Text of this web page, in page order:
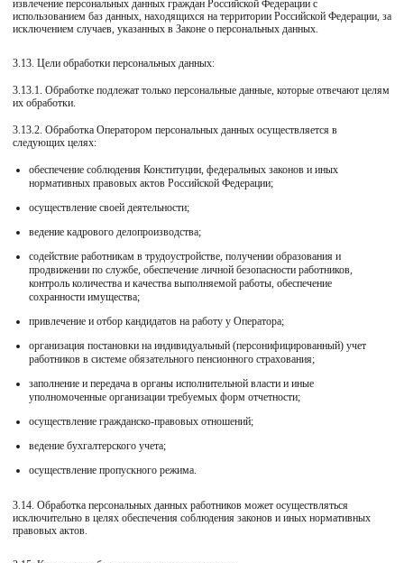
извлечение персональных данных граждан Российской Федерации с
использованием баз данных, находящихся на территории Российской Федерации, за
исключением случаев, указанных в Законе о персональных данных.
3.13. Цели обработки персональных данных:
3.13.1. Обработке подлежат только персональные данные, которые отвечают целям
их обработки.
3.13.2. Обработка Оператором персональных данных осуществляется в
следующих целях:
обеспечение соблюдения Конституции, федеральных законов и иных
нормативных правовых актов Российской Федерации;
осуществление своей деятельности;
ведение кадрового делопроизводства;
содействие работникам в трудоустройстве, получении образования и
продвижении по службе, обеспечение личной безопасности работников,
контроль количества и качества выполняемой работы, обеспечение
сохранности имущества;
привлечение и отбор кандидатов на работу у Оператора;
организация постановки на индивидуальный (персонифицированный) учет
работников в системе обязательного пенсионного страхования;
заполнение и передача в органы исполнительной власти и иные
уполномоченные организации требуемых форм отчетности;
осуществление гражданско-правовых отношений;
ведение бухгалтерского учета;
осуществление пропускного режима.
3.14. Обработка персональных данных работников может осуществляться
исключительно в целях обеспечения соблюдения законов и иных нормативных
правовых актов.